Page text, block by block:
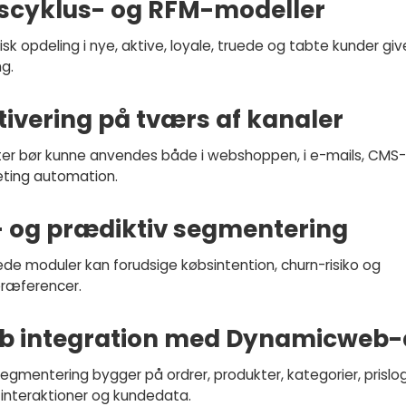
og RFM-modeller
opdeling i nye, aktive, loyale, truede og tabte kunder
på tværs af kanaler
bør kunne anvendes både i webshoppen, i e-mails,
automation.
og prædiktiv segmentering
moduler kan forudsige købsintention, churn-risiko og
integration med
bygger på ordrer, produkter, kategorier,
og kundedata.